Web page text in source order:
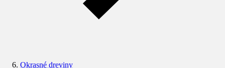
Okrasné dreviny